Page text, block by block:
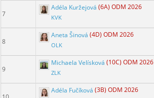
7
Adéla Kuržejová (6A) ODM 2026
KVK
8
Aneta Šinová (4D) ODM 2026
OLK
9
Michaela Velísková (10C) ODM 2026
ZLK
Adéla Fučíková (3B) ODM 2026